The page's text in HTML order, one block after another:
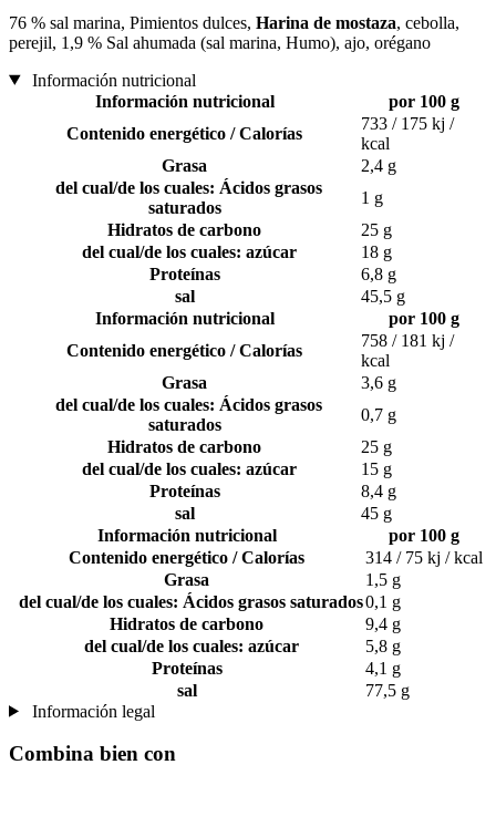
76 % sal marina, Pimientos dulces, Harina de mostaza, cebolla,
perejil, 1,9 % Sal ahumada (sal marina, Humo), ajo, orégano
Información nutricional
Información nutricional
por 100 g
Contenido energético / Calorías
733 / 175 kj /
kcal
Grasa
2,4 g
del cual/de los cuales: Ácidos grasos
saturados
1 g
Hidratos de carbono
25 g
del cual/de los cuales: azúcar
18 g
Proteínas
6,8 g
sal
45,5 g
Información nutricional
por 100 g
Contenido energético / Calorías
758 / 181 kj /
kcal
Grasa
3,6 g
del cual/de los cuales: Ácidos grasos
saturados
0,7 g
Hidratos de carbono
25 g
del cual/de los cuales: azúcar
15 g
Proteínas
8,4 g
sal
45 g
Información nutricional
por 100 g
Contenido energético / Calorías
314 / 75 kj / kcal
Grasa
1,5 g
del cual/de los cuales: Ácidos grasos saturados0,1 g
Hidratos de carbono
9,4 g
del cual/de los cuales: azúcar
5,8 g
Proteínas
4,1 g
sal
77,5 g
Información legal
Combina bien con